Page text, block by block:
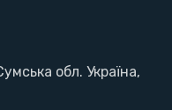
обл. Україна,